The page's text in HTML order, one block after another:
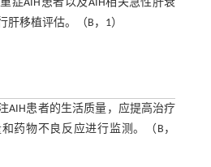
症AIH患者以及AIH相关急性肝衰
移植评估。（B，1）
AIH患者的生活质量，应提高治疗
药物不良反应进行监测。（B，